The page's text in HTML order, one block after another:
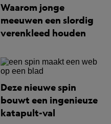
Waarom jonge
meeuwen een slordig
verenkleed houden
Deze nieuwe spin
bouwt een ingenieuze
katapult-val